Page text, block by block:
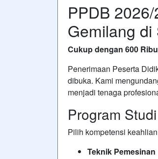
PPDB
Gemilang di
Cukup dengan 600
Penerimaan Peserta
dibuka. Kami
menjadi tenaga
Program
Pilih kompetensi
Teknik Pemesinan